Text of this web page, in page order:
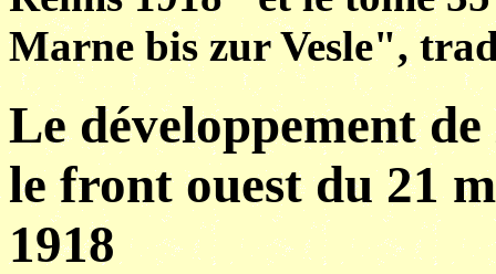
Marne bis zur Vesle",
Le développement
le front ouest du 21
1918